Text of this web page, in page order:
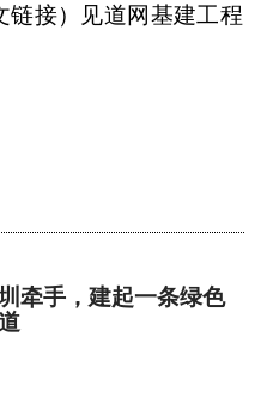
链接）见道网基建工程
牵手，建起一条绿色